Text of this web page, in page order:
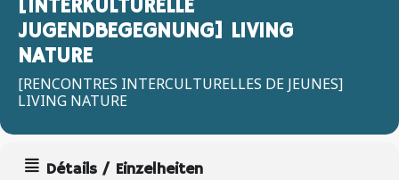
[INTERKULTURELLE
JUGENDBEGEGNUNG] LIVING
NATURE
[RENCONTRES INTERCULTURELLES DE JEUNES]
LIVING NATURE
Détails / Einzelheiten